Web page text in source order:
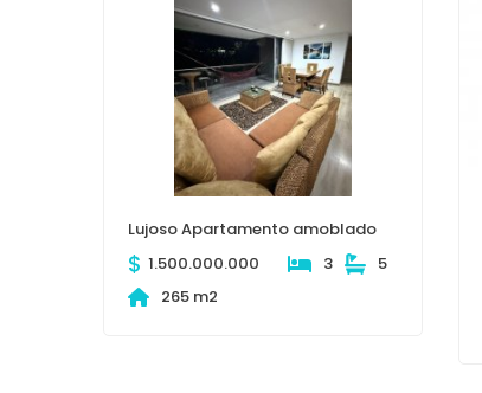
Lujoso Apartamento amoblado
$ 1.500.000.000 3
5
265 m2